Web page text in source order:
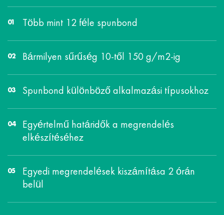
Több mint 12 féle spunbond
Bármilyen sűrűség 10-től 150 g/m2-ig
Spunbond különböző alkalmazási típusokhoz
Egyértelmű határidők a megrendelés
elkészítéséhez
Egyedi megrendelések kiszámítása 2 órán
belül